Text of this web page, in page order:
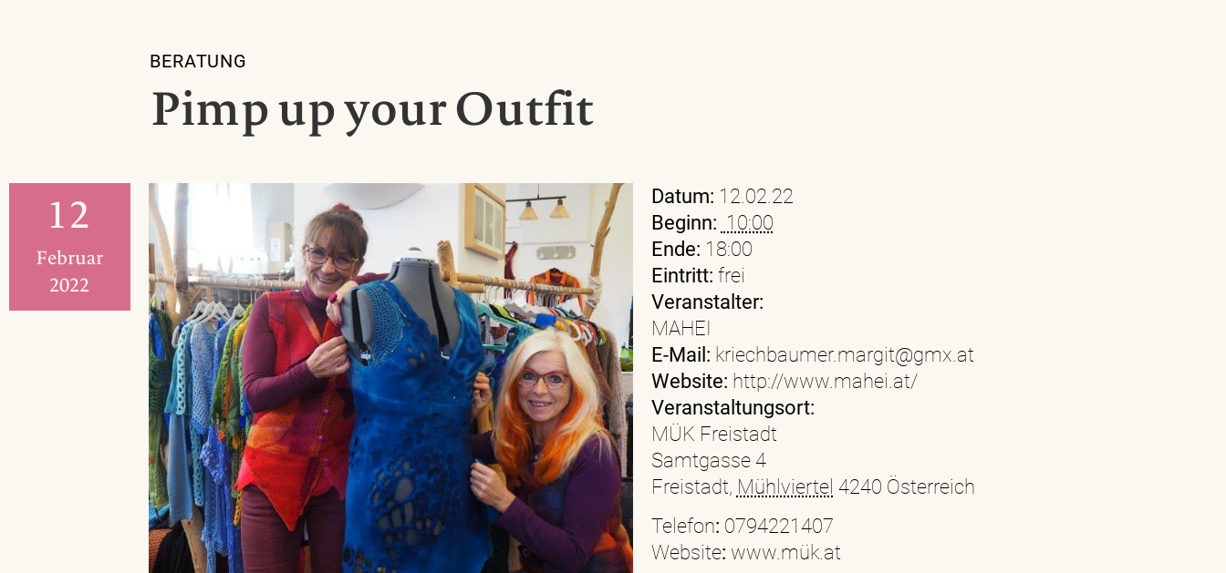
BERATUNG
Pimp up your Outfit
12
Februar
2022
Datum: 12.02.22
Beginn: 10:00
Ende: 18:00
Eintritt: frei
Veranstalter:
MAHEI
E-Mail: kriechbaumer.margit@gmx.at
Website: http://www.mahei.at/
Veranstaltungsort:
MÜK Freistadt
Samtgasse 4
Freistadt, Mühlviertel 4240 Österreich
Telefon: 0794221407
Website: www.mük.at